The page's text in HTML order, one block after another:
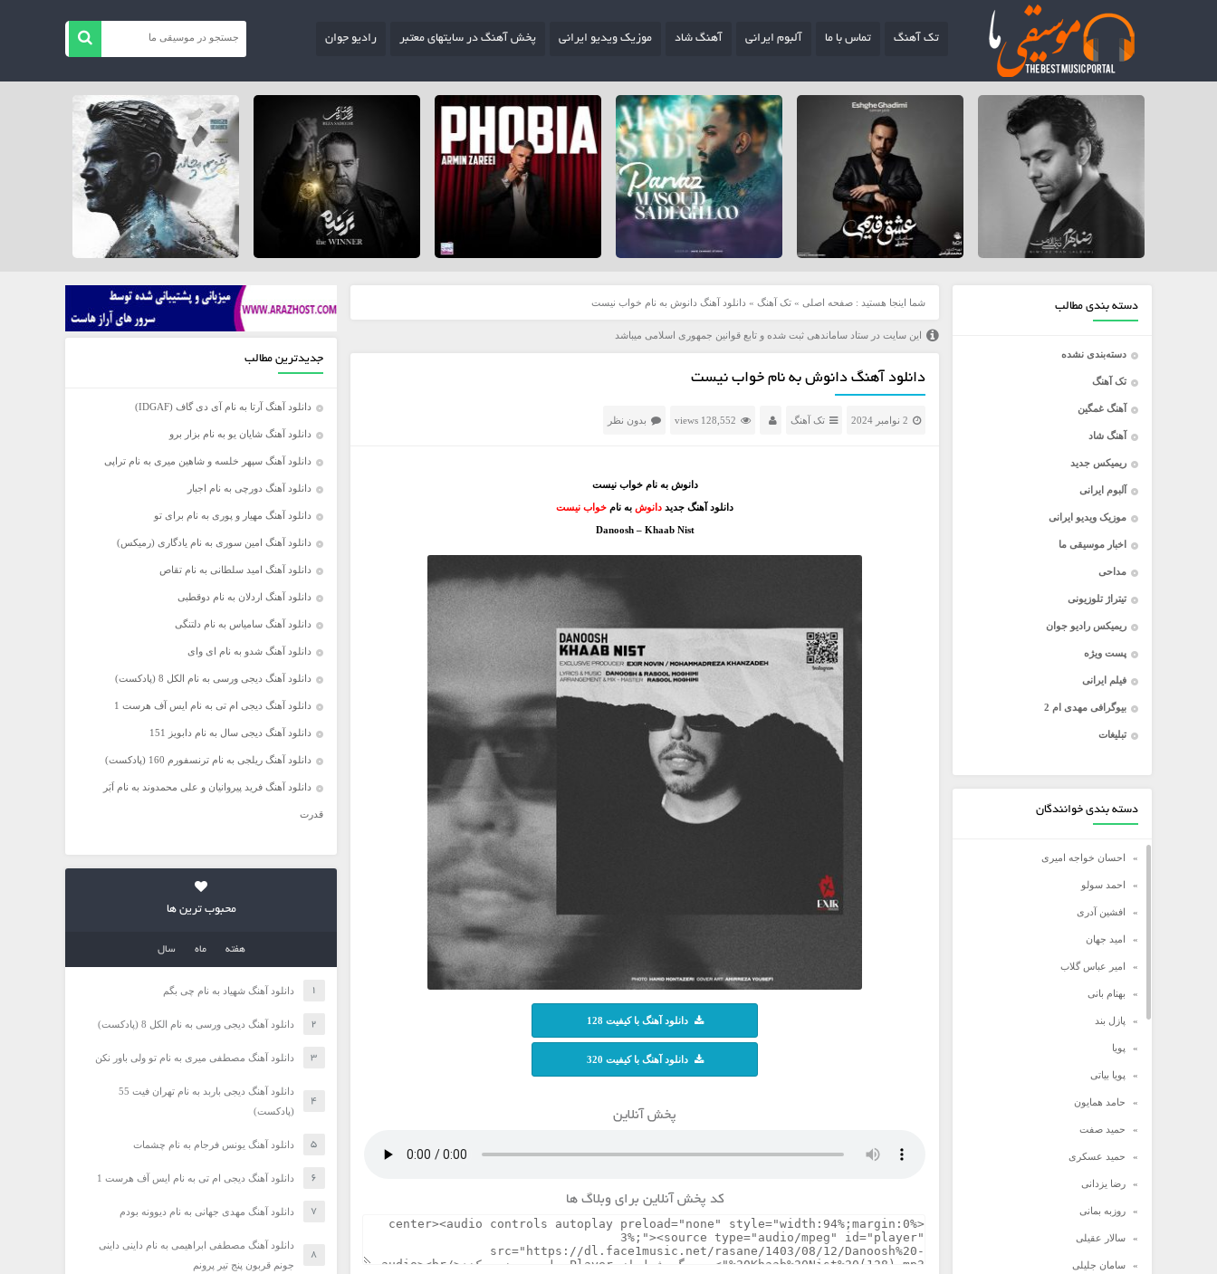
تک آهنگ تماس با ما آلبوم ایرانی آهنگ شاد موزیک ویدیو ایرانی پخش آهنگ در سایتهای معتبر رادیو جوان
دسته بندی مطالب
دسته‌بندی نشده
تک آهنگ
آهنگ غمگین
آهنگ شاد
ریمیکس جدید
آلبوم ایرانی
موزیک ویدیو ایرانی
اخبار موسیقی ما
مداحی
تیتراژ تلوزیونی
ریمیکس رادیو جوان
پست ویژه
فیلم ایرانی
بیوگرافی مهدی ام 2
تبلیغات
دسته بندی خوانندگان
احسان خواجه امیری
احمد سولو
افشین آدری
امید جهان
امیر عباس گلاب
بهنام بانی
پازل بند
پویا
پویا بیاتی
حامد همایون
حمید صفت
حمید عسکری
رضا یزدانی
روزبه بمانی
سالار عقیلی
سامان جلیلی
شما اینجا هستید : صفحه اصلی » تک آهنگ » دانلود آهنگ دانوش به نام خواب نیست
این سایت در ستاد ساماندهی ثبت شده و تابع قوانین جمهوری اسلامی میباشد
دانلود آهنگ دانوش به نام خواب نیست
2 نوامبر 2024 تک آهنگ 128,552 views بدون نظر
دانوش به نام خواب نیست
دانلود آهنگ جدید دانوش به نام خواب نیست
Danoosh – Khaab Nist
دانلود آهنگ با کیفیت 128
دانلود آهنگ با کیفیت 320
پخش آنلاین
کد پخش آنلاین برای وبلاگ ها
جدیدترین مطالب
دانلود آهنگ آرتا به نام آی دی گاف (IDGAF)
دانلود آهنگ شایان یو به نام بزار برو
دانلود آهنگ سپهر خلسه و شاهین میری به نام تراپی
دانلود آهنگ دورچی به نام اجبار
دانلود آهنگ مهیار و پوری به نام برای تو
دانلود آهنگ امین سوری به نام یادگاری (رمیکس)
دانلود آهنگ امید سلطانی به نام تقاص
دانلود آهنگ اردلان به نام دوقطبی
دانلود آهنگ سامیاس به نام دلتنگی
دانلود آهنگ شدو به نام ای وای
دانلود آهنگ دیجی ورسی به نام الکل 8 (پادکست)
دانلود آهنگ دیجی ام تی به نام ایس آف هرست 1
دانلود آهنگ دیجی سال به نام دابویز 151
دانلود آهنگ ریلجی به نام ترنسفورم 160 (پادکست)
دانلود آهنگ فرید پیروانیان و علی محمدوند به نام اَبَر
قدرت
محبوب ترین ها
هفته ماه سال
دانلود آهنگ شهیاد به نام چی بگم
دانلود آهنگ دیجی ورسی به نام الکل 8 (پادکست)
دانلود آهنگ مصطفی میری به نام تو ولی باور نکن
دانلود آهنگ دیجی باربد به نام تهران فیت 55
(پادکست)
دانلود آهنگ یونس فرجام به نام چشمات
دانلود آهنگ دیجی ام تی به نام ایس آف هرست 1
دانلود آهنگ مهدی جهانی به نام دیوونه بودم
دانلود آهنگ مصطفی ابراهیمی به نام داینی داینی
جونم قربون پنج تیر پرونم